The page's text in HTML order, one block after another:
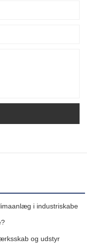
i industriskabe
og udstyr